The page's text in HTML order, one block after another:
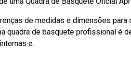
de medidas e dimensões para
quadra de basquete profissional é
e.